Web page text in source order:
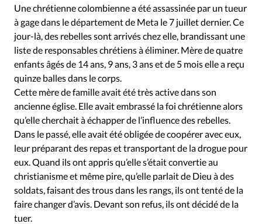
Société
Une chrétienne colombienne a été assassinée par un tueur
à gage dans le département de Meta le 7 juillet dernier. Ce
jour-là, des rebelles sont arrivés chez elle, brandissant une
liste de responsables chrétiens à éliminer. Mère de quatre
enfants âgés de 14 ans, 9 ans, 3 ans et de 5 mois elle a reçu
quinze balles dans le corps.
Cette mère de famille avait été très active dans son
ancienne église. Elle avait embrassé la foi chrétienne alors
qu’elle cherchait à échapper de l’influence des rebelles.
Dans le passé, elle avait été obligée de coopérer avec eux,
leur préparant des repas et transportant de la drogue pour
eux. Quand ils ont appris qu’elle s’était convertie au
christianisme et même pire, qu’elle parlait de Dieu à des
soldats, faisant des trous dans les rangs, ils ont tenté de la
faire changer d’avis. Devant son refus, ils ont décidé de la
tuer.